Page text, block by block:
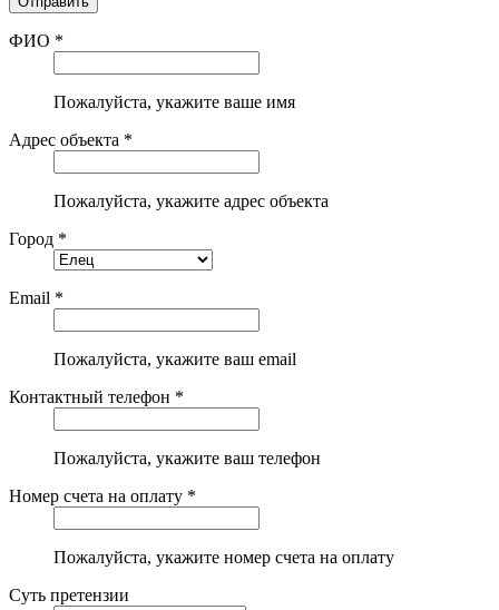
ФИО *
Пожалуйста, укажите ваше имя
Адрес объекта *
Пожалуйста, укажите адрес объекта
Город *
Email *
Пожалуйста, укажите ваш email
Контактный телефон *
Пожалуйста, укажите ваш телефон
Номер счета на оплату *
Пожалуйста, укажите номер счета на оплату
Суть претензии